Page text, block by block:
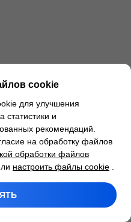
cookie
для улучшения
статистики и
рекомендаций.
на обработку файлов
обработки файлов
настроить файлы cookie